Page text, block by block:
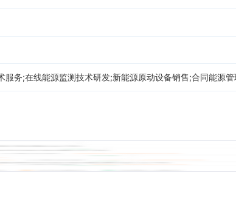
务;在线能源监测技术研发;新能源原动设备销售;合同能源